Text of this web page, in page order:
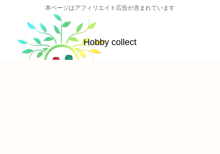
本ページはアフィリエイト広告が含まれています
Hobby collect